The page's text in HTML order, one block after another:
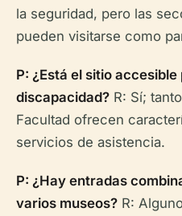
la seguridad, pero las
pueden visitarse como
P: ¿Está el sitio
discapacidad? R: Sí;
Facultad ofrecen
servicios de asistencia.
P: ¿Hay entradas
varios museos? R: